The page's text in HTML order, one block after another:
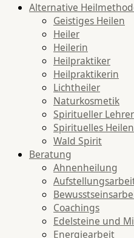
Alternative
Geistiges Heilen
Heiler
Heilerin
Heilpraktiker
Heilpraktikerin
Lichtheiler
Naturkosmetik
Spiritueller Lehrer
Spirituelles Heilen
Wald Spirit
Beratung
Ahnenheilung
Coachings
Edelsteine und
Energiearbeit